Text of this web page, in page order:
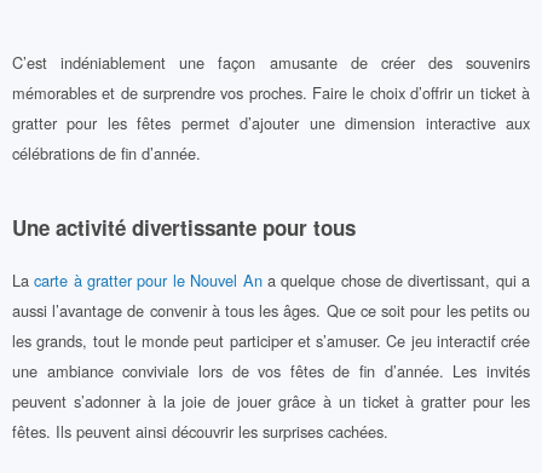
C’est indéniablement une façon amusante de créer des souvenirs
mémorables et de surprendre vos proches. Faire le choix d’offrir un ticket à
gratter pour les fêtes permet d’ajouter une dimension interactive aux
célébrations de fin d’année.
Une activité divertissante pour tous
Lacarte à gratter pour le Nouvel Ana quelque chose de divertissant, qui a
aussi l’avantage de convenir à tous les âges. Que ce soit pour les petits ou
les grands, tout le monde peut participer et s’amuser. Ce jeu interactif crée
une ambiance conviviale lors de vos fêtes de fin d’année. Les invités
peuvent s’adonner à la joie de jouer grâce à un ticket à gratter pour les
fêtes. Ils peuvent ainsi découvrir les surprises cachées.